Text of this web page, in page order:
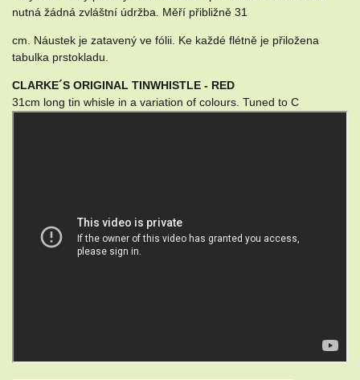
nutná žádná zvláštní údržba. Měří přibližně 31
cm. Náustek je zatavený ve fólii. Ke každé flétně je přiložena
tabulka prstokladu.
CLARKE´S ORIGINAL TINWHISTLE - RED
31cm long tin whisle in a variation of colours. Tuned to C